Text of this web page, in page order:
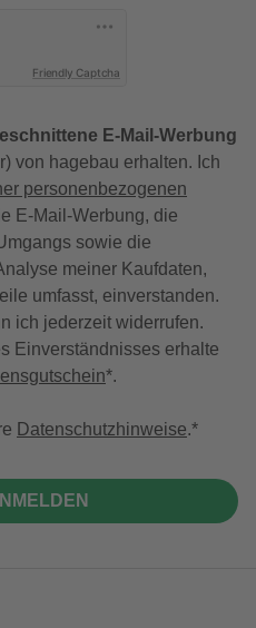
Friendly Captcha
E-Mail-Werbung
von hagebau erhalten. Ich
personenbezogenen
E-Mail-Werbung, die
sowie die
meiner Kaufdaten,
umfasst, einverstanden.
ich jederzeit widerrufen.
Einverständnisses erhalte
*.
Datenschutzhinweise.